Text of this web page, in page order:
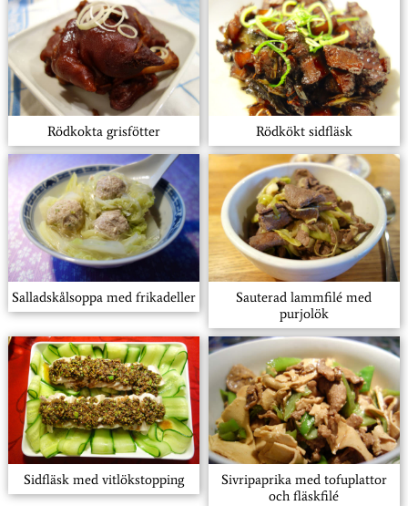
Rödkokta grisfötter Rödkökt sidfläsk
Salladskålsoppa med frikadeller
Sauterad lammfilé med
purjolök
Sidfläsk med vitlökstopping
Sivripaprika med tofuplattor
och fläskfilé